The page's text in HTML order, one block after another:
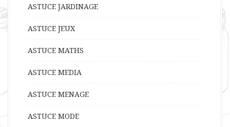
ASTUCE JARDINAGE
ASTUCE JEUX
ASTUCE MATHS
ASTUCE MEDIA
ASTUCE MENAGE
ASTUCE MODE